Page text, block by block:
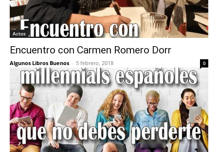
Actos
Encuentro con Carmen Romero Dorr
Algunos Libros Buenos - 5 febrero, 2018 0